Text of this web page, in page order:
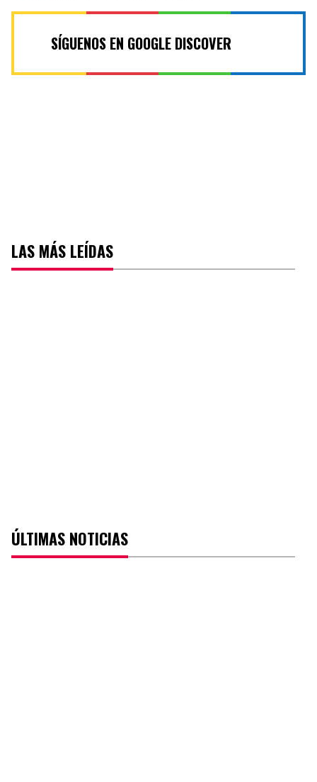
SÍGUENOS EN GOOGLE DISCOVER
LAS MÁS LEÍDAS
ÚLTIMAS NOTICIAS